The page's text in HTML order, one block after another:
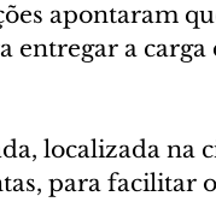
apontaram
entregar a carga
localizada na
para facilitar o